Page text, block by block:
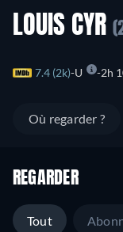
LOUIS CYR
7.4 (2k) U 2h
Où regarder ?
REGARDER
Tout